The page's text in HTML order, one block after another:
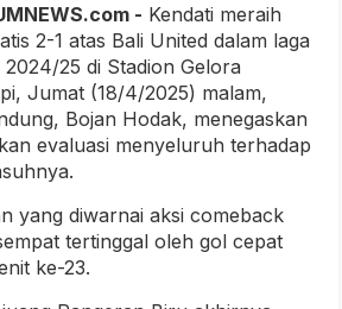
- Kendati meraih
2-1 atas Bali United dalam laga
25 di Stadion Gelora
Jumat (18/4/2025) malam,
Bojan Hodak, menegaskan
evaluasi menyeluruh terhadap
yang diwarnai aksi comeback
tertinggal oleh gol cepat
ke-23.